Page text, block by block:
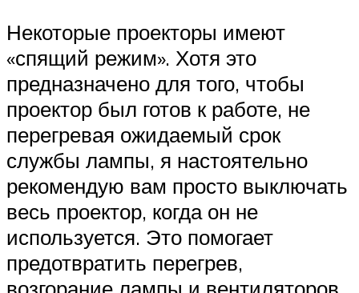
Некоторые проекторы имеют
«спящий режим». Хотя это
предназначено для того, чтобы
проектор был готов к работе, не
перегревая ожидаемый срок
службы лампы, я настоятельно
рекомендую вам просто выключать
весь проектор, когда он не
используется. Это помогает
предотвратить перегрев,